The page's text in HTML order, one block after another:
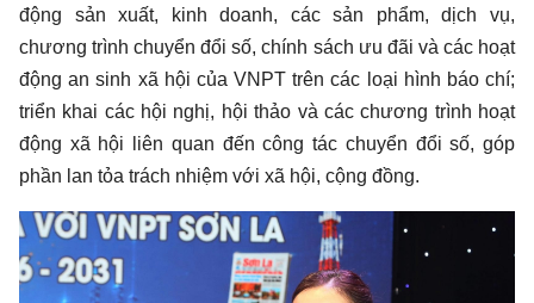
động sản xuất, kinh doanh, các sản phẩm, dịch vụ,
chương trình chuyển đổi số, chính sách ưu đãi và các hoạt
động an sinh xã hội của VNPT trên các loại hình báo chí;
triển khai các hội nghị, hội thảo và các chương trình hoạt
động xã hội liên quan đến công tác chuyển đổi số, góp
phần lan tỏa trách nhiệm với xã hội, cộng đồng.